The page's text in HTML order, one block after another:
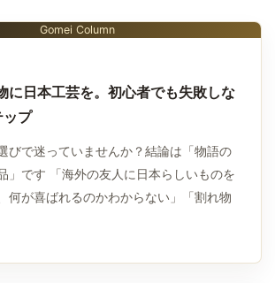
Gomei Column
に日本工芸を。初心者でも失敗しな
ップ
びで迷っていませんか？結論は「物語の
」です 「海外の友人に日本らしいものを
何が喜ばれるのかわからない」「割れ物